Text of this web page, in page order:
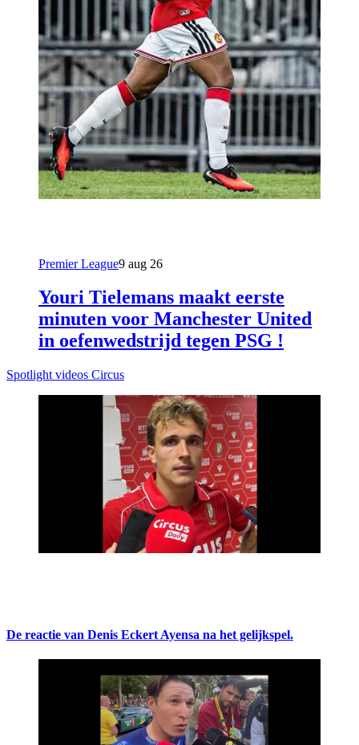
Premier League9 aug 26
Youri Tielemans maakt eerste
minuten voor Manchester United
in oefenwedstrijd tegen PSG !
Spotlight videos Circus
De reactie van Denis Eckert Ayensa na het gelijkspel.